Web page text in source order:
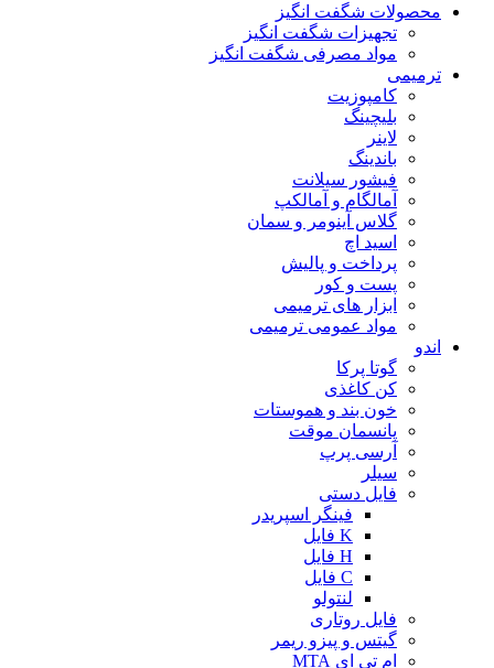
محصولات شگفت انگیز
تجهیزات شگفت انگیز
مواد مصرفی شگفت انگیز
ترمیمی
کامپوزیت
بلیچینگ
لاینر
باندینگ
فیشور سیلانت
آمالگام و آمالکپ
گلاس آینومر و سمان
اسید اچ
پرداخت و پالیش
پست و کور
ابزار های ترمیمی
مواد عمومی ترمیمی
اندو
گوتا پرکا
کن کاغذی
خون بند و هموستات
پانسمان موقت
آرسی پرپ
سیلر
فایل دستی
فینگر اسپریدر
K فایل
H فایل
C فایل
لنتولو
فایل روتاری
گیتس و پیزو ریمر
ام تی ای MTA